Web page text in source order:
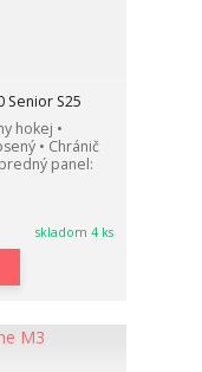
Senior S25
hokej •
• Chránič
panel:
skladom 4 ks